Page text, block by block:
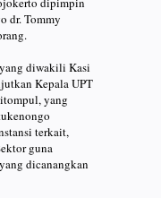
dr. Tommy
diwakili Kasi
Kepala UPT
yang
terkait,
guna
dicanangkan